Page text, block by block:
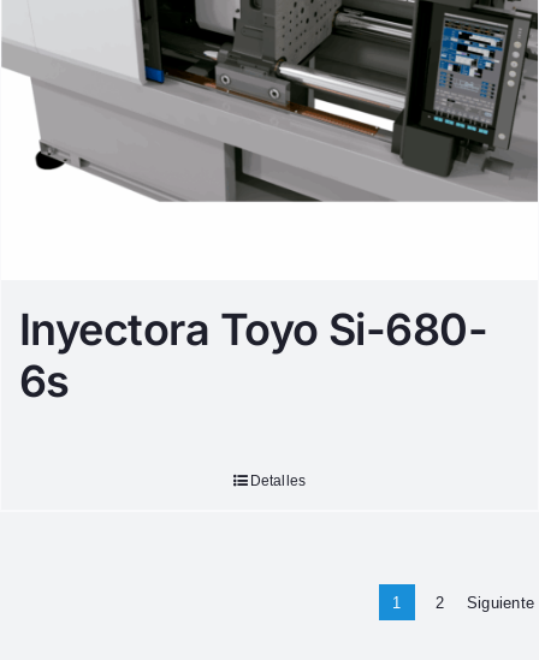
Inyectora Toyo Si-680-
6s
Detalles
1 2 Siguiente